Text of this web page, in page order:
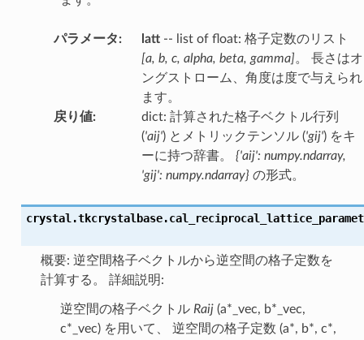
パラメータ: latt-- list of float: 格子定数のリスト
[a, b, c, alpha, beta, gamma]。 長さはオ
ングストローム、角度は度で与えられ
ます。
戻り値:
dict: 計算された格子ベクトル行列
('aij') とメトリックテンソル ('gij') をキ
ーに持つ辞書。 {'aij': numpy.ndarray,
'gij': numpy.ndarray} の形式。
crystal.tkcrystalbase.
概要: 逆空間格子ベクトルから逆空間の格子定数を
計算する。 詳細説明:
逆空間の格子ベクトル Raij(a*_vec, b*_vec,
c*_vec) を用いて、 逆空間の格子定数 (a*, b*, c*,